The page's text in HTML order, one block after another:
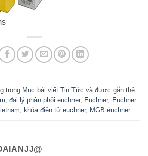
trong Mục bài viết Tin Tức và được gắn thẻ
, đại lý phân phối euchner, Euchner, Euchner
, khóa điện tử euchner, MGB euchner.